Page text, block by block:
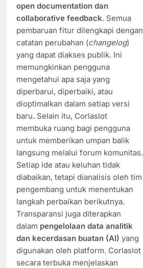
open documentation dan
collaborative feedback. Semua
pembaruan fitur dilengkapi dengan
catatan perubahan (changelog)
yang dapat diakses publik. Ini
memungkinkan pengguna
mengetahui apa saja yang
diperbarui, diperbaiki, atau
dioptimalkan dalam setiap versi
baru. Selain itu, Corlaslot
membuka ruang bagi pengguna
untuk memberikan umpan balik
langsung melalui forum komunitas.
Setiap ide atau keluhan tidak
diabaikan, tetapi dianalisis oleh tim
pengembang untuk menentukan
langkah perbaikan berikutnya.
Transparansi juga diterapkan
dalam pengelolaan data analitik
dan kecerdasan buatan (AI) yang
digunakan oleh platform. Corlaslot
secara terbuka menjelaskan